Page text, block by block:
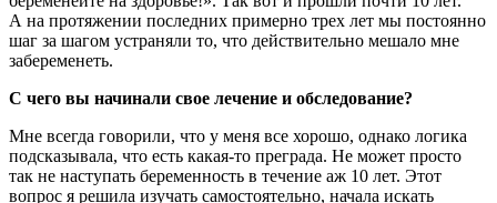
А на протяжении последних примерно трех лет мы постоянно
шаг за шагом устраняли то, что действительно мешало мне
забеременеть.
С чего вы начинали свое лечение и обследование?
Мне всегда говорили, что у меня все хорошо, однако логика
подсказывала, что есть какая-то преграда. Не может просто
так не наступать беременность в течение аж 10 лет. Этот
вопрос я решила изучать самостоятельно, начала искать